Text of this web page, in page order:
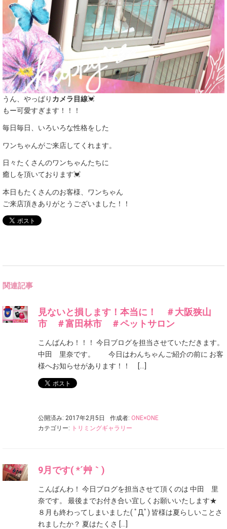
うん、やっぱり カメラ目線💓
もー可愛すぎます！！！
毎日毎日、いろいろな性格をした
ワンちゃんがご来店してくれます。
日々たくさんのワンちゃんたちに
癒しを頂いております💓
本日もたくさんのお客様、ワンちゃん
ご来店頂きありがとうございました！！
関連記事
見ないと損します！本当に！ ＃大阪狭山
市 ＃富田林市 ＃ペットサロン
こんばんわ！！！ 今日ブログを担当させていただきます。
中田 里奈です。 今日はわんちゃんご紹介の前に お客
様へお知らせがあります！！ […]
公開済み: 2017年2月5日 作成者: ONE×ONE
カテゴリー: トリミングギャラリー
9月です( *´艸｀)
こんばんわ！ 今日ブログを担当させて頂くのは 中田 里
奈です。 最後までお付き合い宜しくお願いいたします★
８月も終わってしまいました( ﾟДﾟ) 皆様は夏らしいことさ
れましたか？ 夏はたくさ […]